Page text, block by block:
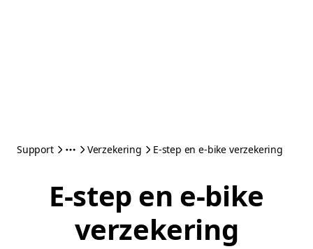
Support Verzekering E-step en e-bike verzekering
E-step en e-bike
verzekering